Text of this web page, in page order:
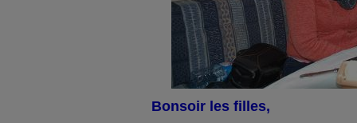
Bonsoir les filles,